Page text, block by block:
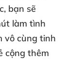
, bạn sẽ
làm tình
vô cùng tinh
cộng thêm